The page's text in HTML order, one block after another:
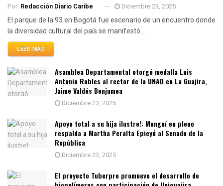
Por: Redacción Diario Caribe Diciembre 23, 2025
El parque de la 93 en Bogotá fue escenario de un encuentro donde
la diversidad cultural del país se manifestó...
LEER MÁS
Asamblea Departamental otorgó medalla Luis
Antonio Robles al rector de la UNAD en La Guajira,
Jaime Valdés Benjumea
Diciembre 23, 2025
Apoyo total a su hija ilustre!: Monguí en pleno
respalda a Martha Peralta Epieyú al Senado de la
República
Diciembre 23, 2025
El proyecto Tuberpro promueve el desarrollo de